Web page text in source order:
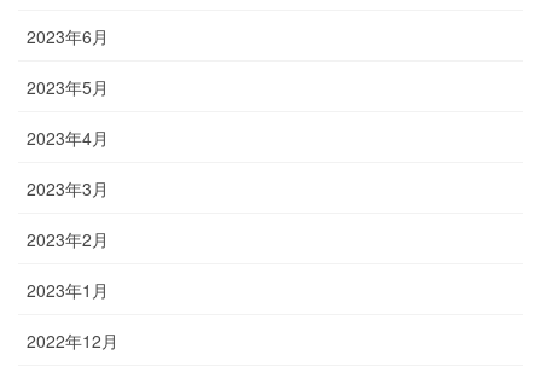
2023年6月
2023年5月
2023年4月
2023年3月
2023年2月
2023年1月
2022年12月